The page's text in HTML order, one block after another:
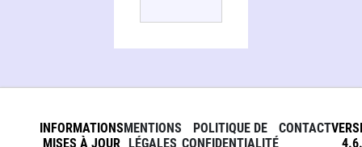
INFORMATIONS
MISES À JOUR
MENTIONS
LÉGALES
POLITIQUE DE
CONFIDENTIALITÉ
CONTACT